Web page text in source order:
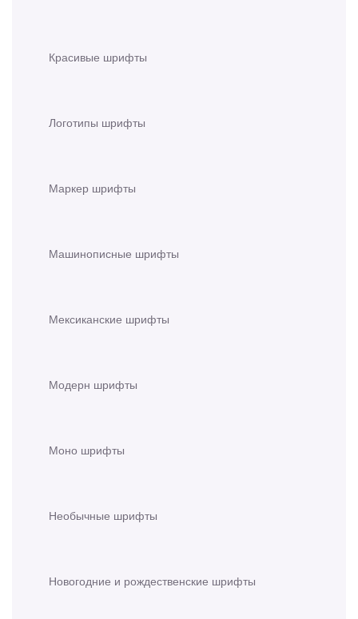
Красивые шрифты
Логотипы шрифты
Маркер шрифты
Машинописные шрифты
Мексиканские шрифты
Модерн шрифты
Моно шрифты
Необычные шрифты
Новогодние и рождественские шрифты